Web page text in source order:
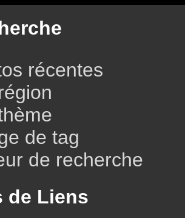
récentes
de tag
de recherche
de Liens